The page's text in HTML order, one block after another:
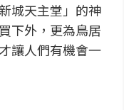
城天主堂」的神
下外，更為鳥居
讓人們有機會一